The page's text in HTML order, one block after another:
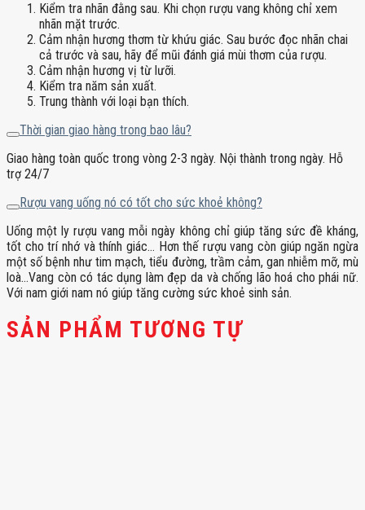
Kiểm tra nhãn đằng sau. Khi chọn rượu vang không chỉ xem
nhãn mặt trước.
Cảm nhận hương thơm từ khứu giác. Sau bước đọc nhãn chai
cả trước và sau, hãy để mũi đánh giá mùi thơm của rượu.
Cảm nhận hương vị từ lưỡi.
Kiểm tra năm sản xuất.
Trung thành với loại bạn thích.
Thời gian giao hàng trong bao lâu?
Giao hàng toàn quốc trong vòng 2-3 ngày. Nội thành trong ngày. Hỗ
trợ 24/7
Rượu vang uống nó có tốt cho sức khoẻ không?
Uống một ly rượu vang mỗi ngày không chỉ giúp tăng sức đề kháng,
tốt cho trí nhớ và thính giác… Hơn thế rượu vang còn giúp ngăn ngừa
một số bệnh như tim mạch, tiểu đường, trầm cảm, gan nhiễm mỡ, mù
loà…Vang còn có tác dụng làm đẹp da và chống lão hoá cho phái nữ.
Với nam giới nam nó giúp tăng cường sức khoẻ sinh sản.
SẢN PHẨM TƯƠNG TỰ